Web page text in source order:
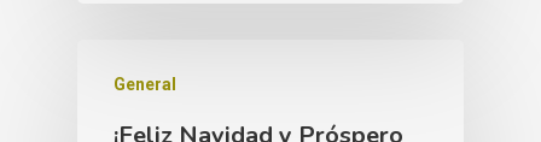
General
¡Feliz Navidad y Próspero